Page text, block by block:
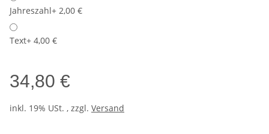
Jahreszahl+ 2,00 €
Text+ 4,00 €
34,80 €
inkl. 19% USt. , zzgl. Versand